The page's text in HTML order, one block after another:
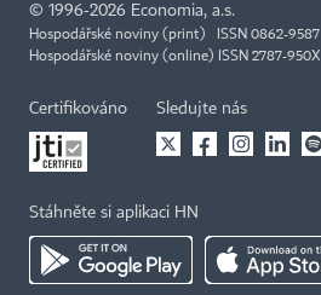
© 1996-2026 Economia, a.s.
Hospodářské noviny (print) ISSN 0862-9587
Hospodářské noviny (online) ISSN 2787-950X
Certifikováno Sledujte nás
Stáhněte si aplikaci HN